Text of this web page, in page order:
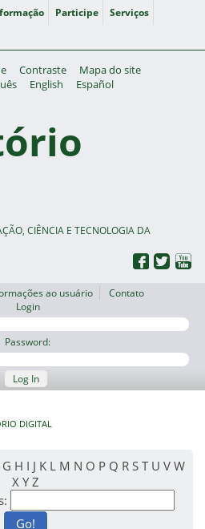
Participe
Serviços
Contraste
Mapa do site
English Español
CIÊNCIA E TECNOLOGIA DA
ao usuário
Contato
Login
Password:
Log In
DIGITAL
G H I J K L M N O P Q R S T U V W
X Y Z